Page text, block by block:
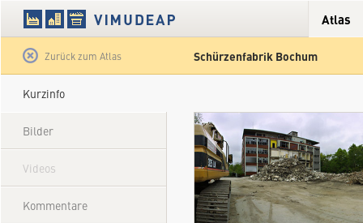
Atlas
Zurück zum Atlas Schürzenfabrik Bochum
Kurzinfo
Bilder
Videos
Kommentare
Satellit Hybrid Gelände